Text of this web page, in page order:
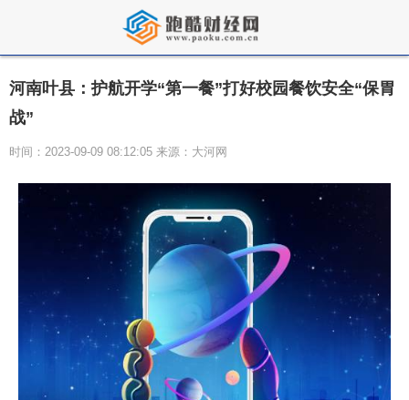
河南叶县：护航开学“第一餐”打好校园餐饮安全“保胃
战”
时间：2023-09-09 08:12:05 来源：大河网